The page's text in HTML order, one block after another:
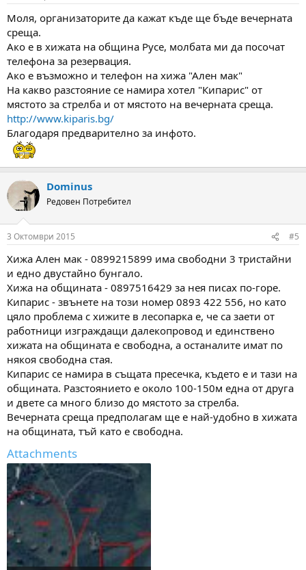
Моля, организаторите да кажат къде ще бъде вечерната
среща.
Ако е в хижата на община Русе, молбата ми да посочат
телефона за резервация.
Ако е възможно и телефон на хижа "Ален мак"
На какво разстояние се намира хотел "Кипарис" от
мястото за стрелба и от мястото на вечерната среща.
http://www.kiparis.bg/
Благодаря предварително за инфото.
Dominus
Редовен Потребител
3 Октомври 2015 #5
Хижа Ален мак - 0899215899 има свободни 3 тристайни
и едно двустайно бунгало.
Хижа на общината - 0897516429 за нея писах по-горе.
Кипарис - звънете на този номер 0893 422 556, но като
цяло проблема с хижите в лесопарка е, че са заети от
работници изграждащи далекопровод и единствено
хижата на общината е свободна, а останалите имат по
някоя свободна стая.
Кипарис се намира в същата пресечка, където е и тази на
общината. Разстоянието е около 100-150м една от друга
и двете са много близо до мястото за стрелба.
Вечерната среща предполагам ще е най-удобно в хижата
на общината, тъй като е свободна.
Attachments